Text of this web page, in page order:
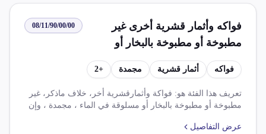
فواكه وأثمار قشرية أخرى غير
مطبوخة أو مطبوخة بالبخار أو
مسلوقة في الماء مجمدة مع سكر
مضاف أو مواد تحلية أخرى
08/11/90/00/00
فواكه أثمار قشرية مجمدة +
2
تعريف هذا الفئة هو: فواكة وأثمارقشرية أخر، خلاف ماذكر، غير
مطبوخة أو مطبوخة بالبخار أو مسلوقة في الماء ، مجمدة ، وإن
20% و14%. ويوجد اتفاقية تتيح تخفيض الضريبة الجمركية بنسبةعرض التفاصيل